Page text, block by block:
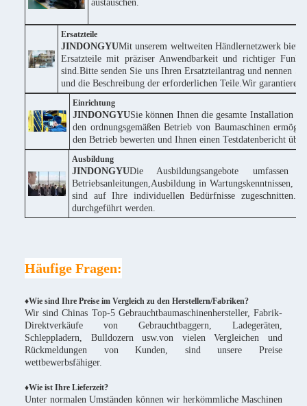
austauschen.
Ersatzteile
JINDONGYUMit unserem weltweiten Händlernetzwerk
Ersatzteile mit präziser Anwendbarkeit und richtiger
sind.Bitte senden Sie uns Ihren Ersatzteilantrag und nennen
und die Beschreibung der erforderlichen Teile.Wir
Einrichtung
JINDONGYUSie können Ihnen die gesamte Installation
den ordnungsgemäßen Betrieb von Baumaschinen
den Betrieb bewerten und Ihnen einen Testdatenbericht
Ausbildung
JINDONGYUDie Ausbildungsangebote
Betriebsanleitungen,Ausbildung in Wartungskenntnissen,
sind auf Ihre individuellen Bedürfnisse
durchgeführt werden.
Häufige Fragen:
♦Wie sind Ihre Preise im Vergleich zu den Herstellern/Fabriken?
Wir sind Chinas Top-5 Gebrauchtbaumaschinenhersteller, Fabrik-
Direktverkäufe von Gebrauchtbaggern, Ladegeräten,
Schleppladern, Bulldozern usw.von vielen Vergleichen und
Rückmeldungen von Kunden, sind unsere Preise
wettbewerbsfähiger.
♦Wie ist Ihre Lieferzeit?
Unter normalen Umständen können wir herkömmliche Maschinen